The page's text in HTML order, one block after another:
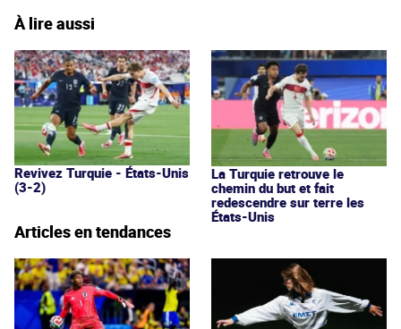
À lire aussi
Revivez Turquie - États-Unis
(3-2)
La Turquie retrouve le
chemin du but et fait
redescendre sur terre les
États-Unis
Articles en tendances